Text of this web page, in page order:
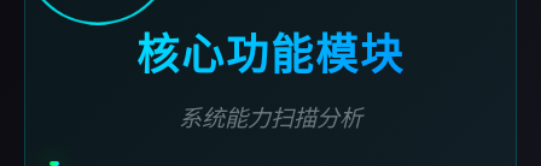
核心功能模块
系统能力扫描分析